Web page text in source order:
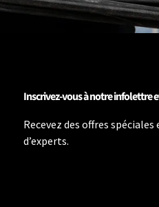
Inscrivez-vous à notre infolettre
Recevez des offres spéciales
d’experts.